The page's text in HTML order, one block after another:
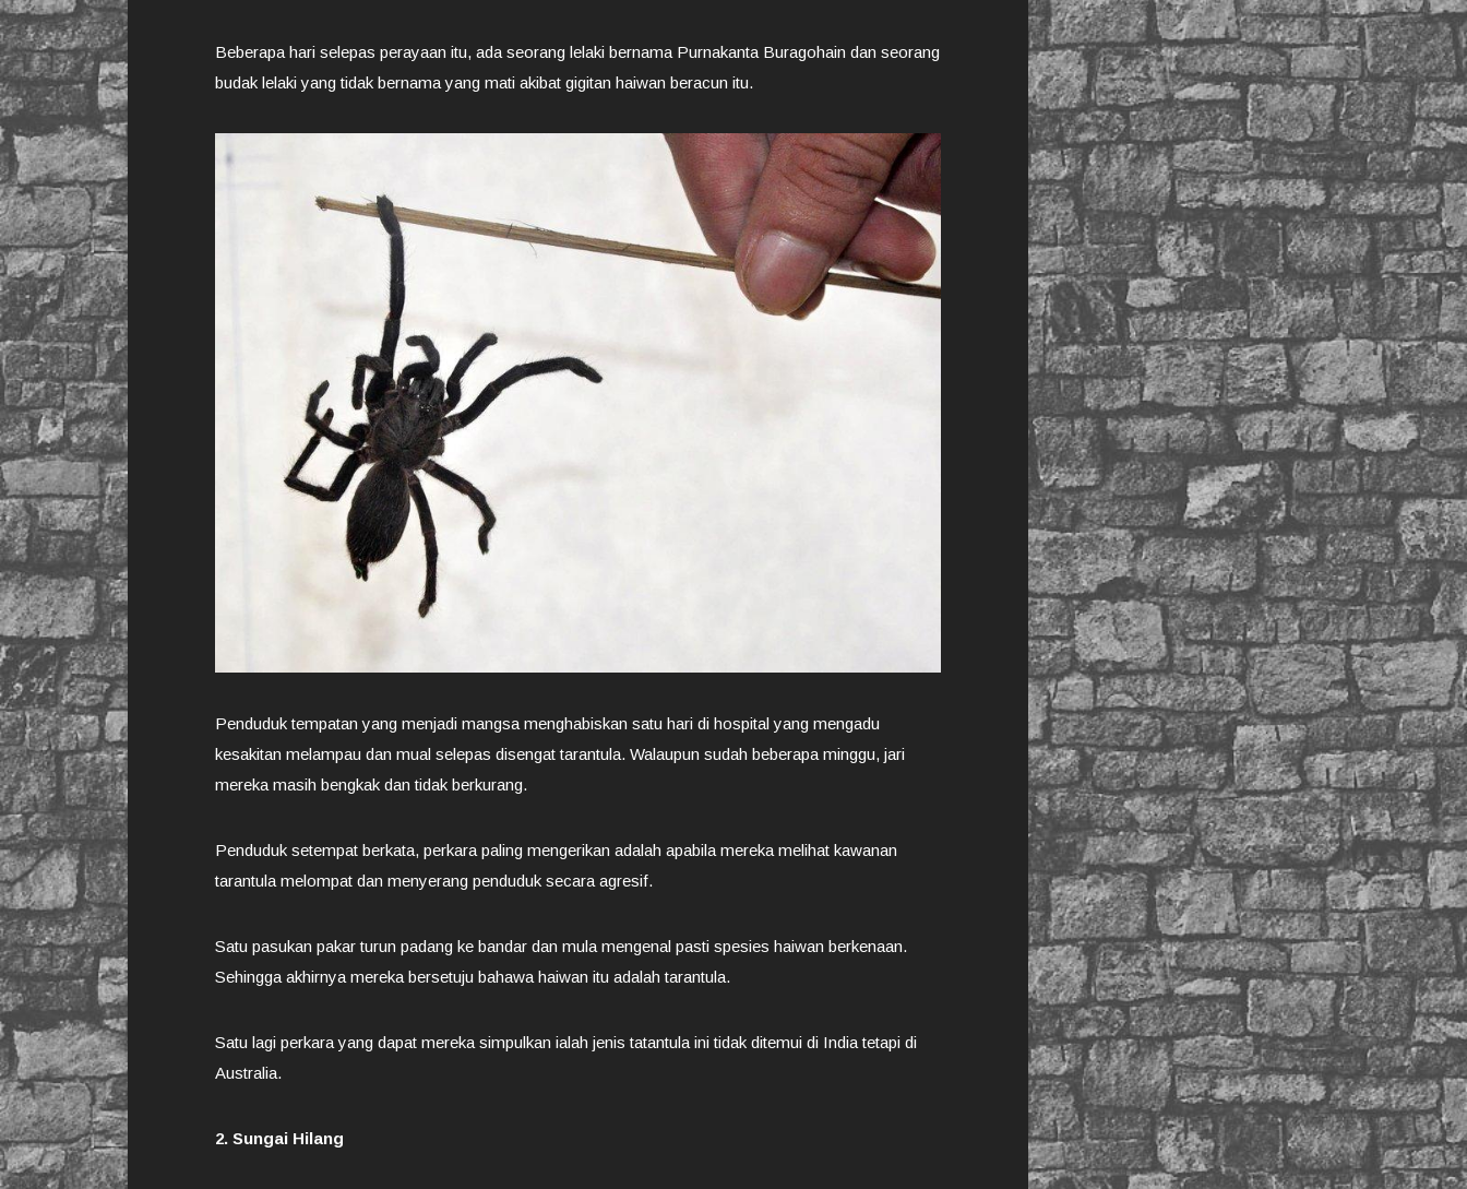
Beberapa hari selepas perayaan itu, ada seorang lelaki bernama Purnakanta Buragohain dan seorang
budak lelaki yang tidak bernama yang mati akibat gigitan haiwan beracun itu.
Penduduk tempatan yang menjadi mangsa menghabiskan satu hari di hospital yang mengadu
kesakitan melampau dan mual selepas disengat tarantula. Walaupun sudah beberapa minggu, jari
mereka masih bengkak dan tidak berkurang.
Penduduk setempat berkata, perkara paling mengerikan adalah apabila mereka melihat kawanan
tarantula melompat dan menyerang penduduk secara agresif.
Satu pasukan pakar turun padang ke bandar dan mula mengenal pasti spesies haiwan berkenaan.
Sehingga akhirnya mereka bersetuju bahawa haiwan itu adalah tarantula.
Satu lagi perkara yang dapat mereka simpulkan ialah jenis tatantula ini tidak ditemui di India tetapi di
Australia.
2. Sungai Hilang